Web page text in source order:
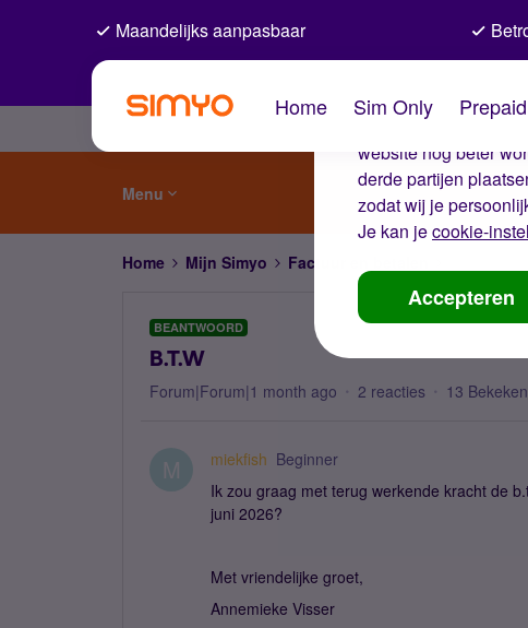
De
Wij gebruiken
website nog beter
derde partijen
zodat wij je
Je kan jecookie-
Accepteren
Maandelijks aanpasbaar
Home Sim Only Prepaid
Menu
Home Mijn Simyo Factuur en betalen
BEANTWOORD
B.T.W
Forum|Forum|1 month ago 2 reacties 13 Bekeken
M miekfish Beginner
Ik zou graag met terug werkende kracht de
juni 2026?
Met vriendelijke groet,
Annemieke Visser